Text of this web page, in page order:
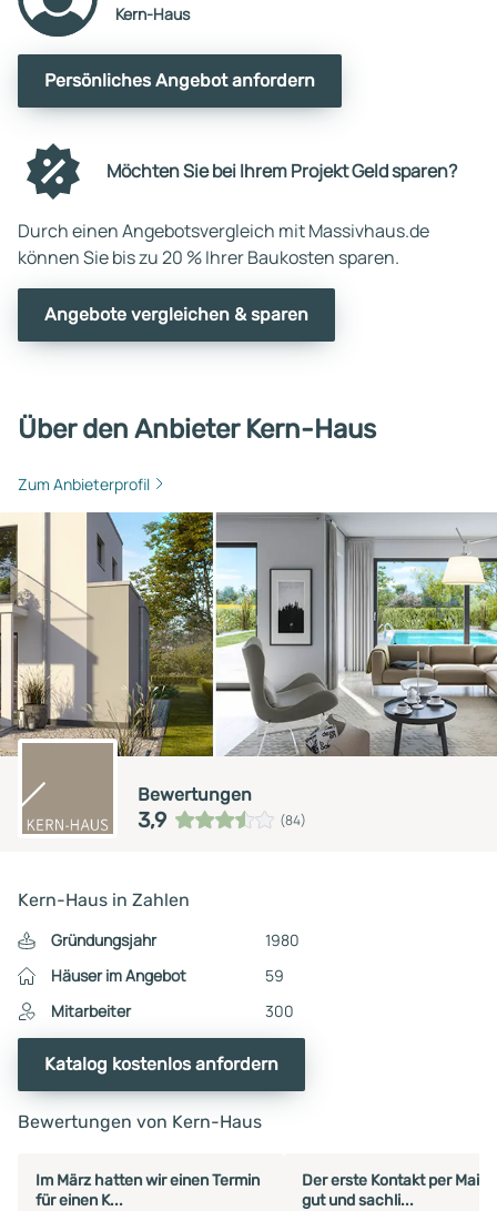
Kern-Haus
Persönliches Angebot anfordern
Möchten Sie bei Ihrem Projekt Geld sparen?
Durch einen Angebotsvergleich mit Massivhaus.de
können Sie bis zu 20 % Ihrer Baukosten sparen.
Angebote vergleichen & sparen
Über den Anbieter Kern-Haus
Zum Anbieterprofil
Bewertungen
3,9 (84)
Kern-Haus in Zahlen
Gründungsjahr
1980
Häuser im Angebot
59
Mitarbeiter
300
Katalog kostenlos anfordern
Bewertungen von Kern-Haus
Im März hatten wir einen Termin
für einen K...
Der erste Kontakt per Mail
gut und sachli...